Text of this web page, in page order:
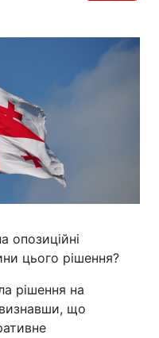
опозиційні
цього рішення?
рішення на
визнавши, що